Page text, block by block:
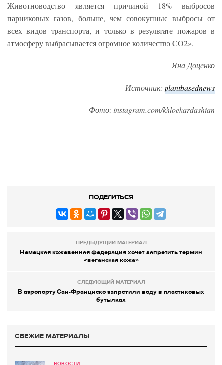
Животноводство является причиной 18% выбросов
парниковых газов, больше, чем совокупные выбросы от
всех видов транспорта, и только в результате пожаров в
атмосферу выбрасывается огромное количество CO2».
Яна Доценко
Источник: plantbasednews
Фото: instagram.com/khloekardashian
ПОДЕЛИТЬСЯ
ПРЕДЫДУЩИЙ МАТЕРИАЛ
Немецкая кожевенная федерация хочет запретить термин
«веганская кожа»
СЛЕДУЮЩИЙ МАТЕРИАЛ
В аэропорту Сан-Франциско запретили воду в пластиковых
бутылках
СВЕЖИЕ МАТЕРИАЛЫ
НОВОСТИ